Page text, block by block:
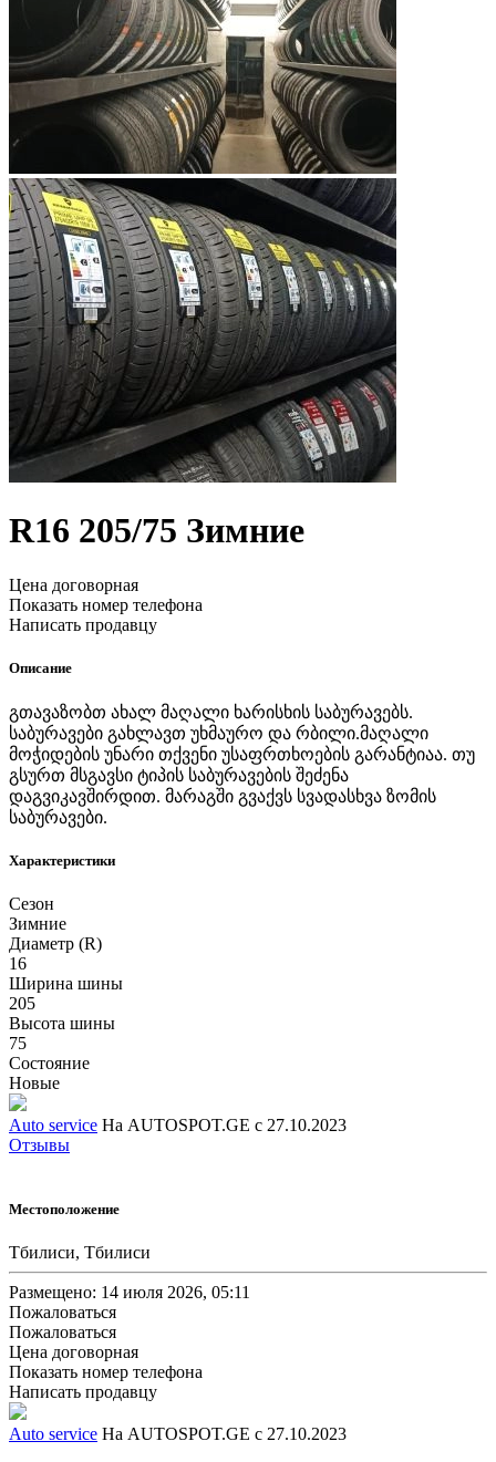
R16 205/75 Зимние
Цена договорная
Показать номер телефона
Написать продавцу
Описание
გთავაზობთ ახალ მაღალი ხარისხის საბურავებს.
საბურავები გახლავთ უხმაურო და რბილი.მაღალი
მოჭიდების უნარი თქვენი უსაფრთხოების გარანტიაა. თუ
გსურთ მსგავსი ტიპის საბურავების შეძენა
დაგვიკავშირდით. მარაგში გვაქვს სვადასხვა ზომის
საბურავები.
Характеристики
Сезон
Зимние
Диаметр (R)
16
Ширина шины
205
Высота шины
75
Состояние
Новые
Auto service На AUTOSPOT.GE с 27.10.2023
Отзывы
Местоположение
Тбилиси, Тбилиси
Размещено: 14 июля 2026, 05:11
Пожаловаться
Пожаловаться
Цена договорная
Показать номер телефона
Написать продавцу
Auto service На AUTOSPOT.GE с 27.10.2023